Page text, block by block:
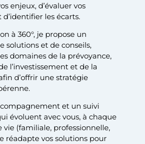
enjeux, d’évaluer vos
les écarts.
à 360°, je propose un
solutions et de conseils,
domaines de la prévoyance,
l’investissement et de la
d’offrir une stratégie
et un suivi
évoluent avec vous, à chaque
vie (familiale, professionnelle,
réadapte vos solutions pour